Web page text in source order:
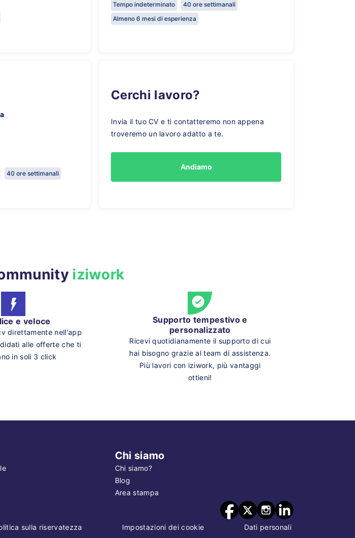
Tempo indeterminato
40 ore settimanali
Almeno 6 mesi di esperienza
40 ore settimanali
Cerchi lavoro?
Invia il tuo CV e ti contatteremo non appena
troveremo un lavoro adatto a te.
Andiamo
iziwork
e veloce
direttamente nell'app
alle offerte che ti
in soli 3 click
Supporto tempestivo e
personalizzato
Ricevi quotidianamente il supporto di cui
hai bisogno grazie al team di assistenza.
Più lavori con iziwork, più vantaggi
ottieni!
Chi siamo
Chi siamo?
Blog
Area stampa
sulla riservatezza Impostazioni dei cookie Dati personali